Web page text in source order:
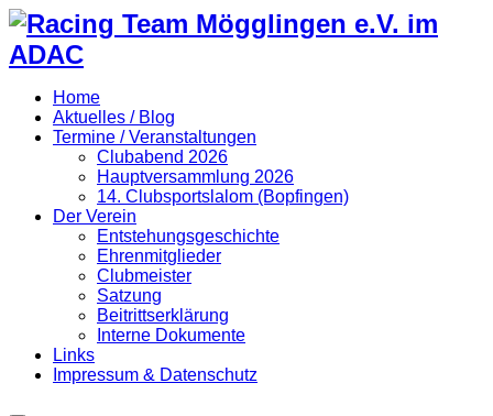
Home
Aktuelles / Blog
Termine / Veranstaltungen
Clubabend 2026
Hauptversammlung 2026
14. Clubsportslalom (Bopfingen)
Der Verein
Entstehungsgeschichte
Ehrenmitglieder
Clubmeister
Satzung
Beitrittserklärung
Interne Dokumente
Links
Impressum & Datenschutz